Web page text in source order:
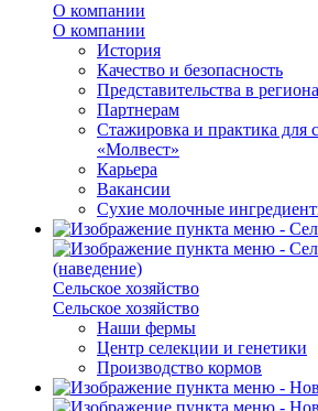
О компании
О компании
История
Качество и безопасность
Представительства в
Партнерам
Стажировка и практика для
«Молвест»
Карьера
Вакансии
Сухие молочные
Сельское хозяйство
Сельское хозяйство
Наши фермы
Центр селекции и генетики
Производство кормов